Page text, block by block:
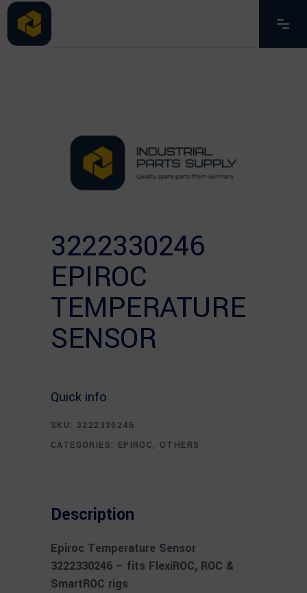
3222330246
EPIROC
TEMPERATURE
SENSOR
Quick info
SKU: 3222330246
CATEGORIES: EPIROC, OTHERS
Description
Epiroc Temperature Sensor
3222330246 – fits FlexiROC, ROC &
SmartROC rigs